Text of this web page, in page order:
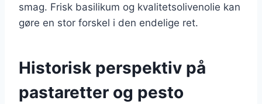
smag. Frisk basilikum og kvalitetsolivenolie kan
gøre en stor forskel i den endelige ret.
Historisk perspektiv på
pastaretter og pesto